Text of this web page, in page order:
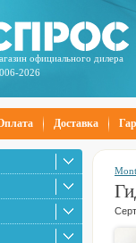
официального дилера
2026
Доставка